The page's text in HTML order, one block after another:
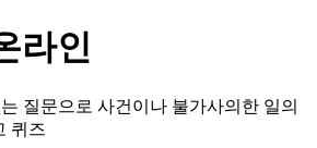
라인
질문으로 사건이나 불가사의한 일의
퀴즈